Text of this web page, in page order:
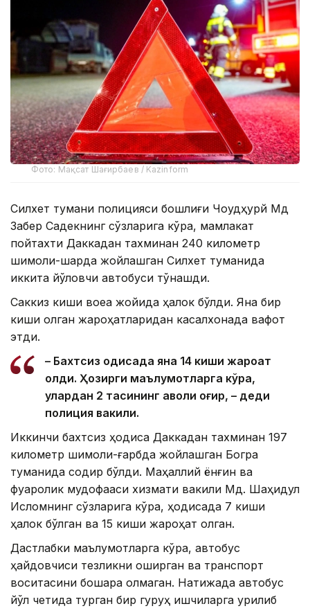
Фото: Мақсат Шағирбаев / Kazinform
Силхет тумани полицияси бошлиғи Чоудҳурй Мд
Забер Садекнинг сўзларига кўра, мамлакат
пойтахти Даккадан тахминан 240 километр
шимоли-шарқда жойлашган Силхет туманида
иккита йўловчи автобуси тўқнашди.
Саккиз киши воқеа жойида ҳалок бўлди. Яна бир
киши олган жароҳатларидан касалхонада вафот
этди.
– Бахтсиз ҳодисада яна 14 киши жароҳат
олди. Ҳозирги маълумотларга кўра,
улардан 2 тасининг аҳволи оғир, – деди
полиция вакили.
Иккинчи бахтсиз ҳодиса Даккадан тахминан 197
километр шимоли-ғарбда жойлашган Богра
туманида содир бўлди. Маҳаллий ёнғин ва
фуқаролик мудофааси хизмати вакили Мд. Шаҳидул
Исломнинг сўзларига кўра, ҳодисада 7 киши
ҳалок бўлган ва 15 киши жароҳат олган.
Дастлабки маълумотларга кўра, автобус
ҳайдовчиси тезликни оширган ва транспорт
воситасини бошқара олмаган. Натижада автобус
йўл четида турган бир гуруҳ ишчиларга урилиб